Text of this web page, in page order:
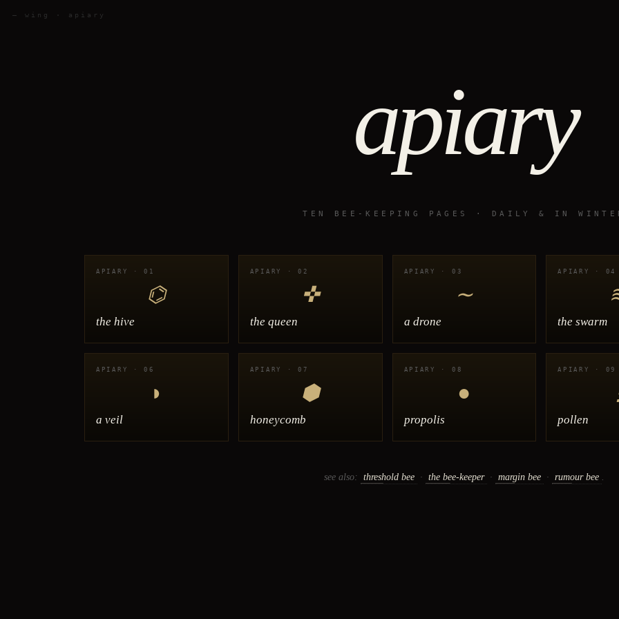
— wing · apiary
apiary
TEN BEE-KEEPING PAGES · DAILY & IN
APIARY · 01
⌬
the hive
APIARY · 02
✜
the queen
APIARY · 03
∼
a drone
APIARY · 04
the swarm
APIARY · 06
◗
a veil
APIARY · 07
⬢
honeycomb
APIARY · 08
●
propolis
APIARY · 09
pollen
see also: threshold bee · the bee-keeper · margin bee · rumour bee .